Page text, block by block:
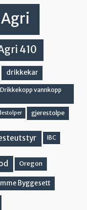
410
drikkekar
vannkopp
gjerestolpe
IBC
Oregon
Byggesett